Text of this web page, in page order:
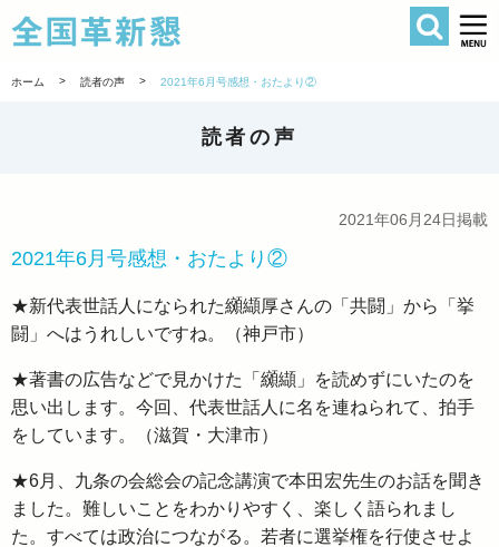
全国革新懇
検索
ホーム > 読者の声 > 2021年6月号感想・おたより②
読者の声
2021年06月24日掲載
2021年6月号感想・おたより②
★新代表世話人になられた纐纈厚さんの「共闘」から「挙
闘」へはうれしいですね。（神戸市）
★著書の広告などで見かけた「纐纈」を読めずにいたのを
思い出します。今回、代表世話人に名を連ねられて、拍手
をしています。（滋賀・大津市）
★6月、九条の会総会の記念講演で本田宏先生のお話を聞き
ました。難しいことをわかりやすく、楽しく語られまし
た。すべては政治につながる。若者に選挙権を行使させよ